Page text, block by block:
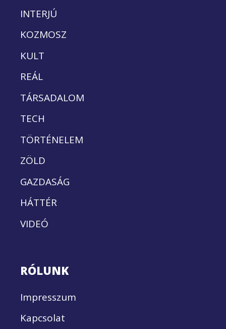
INTERJÚ
KOZMOSZ
KULT
REÁL
TÁRSADALOM
TECH
TÖRTÉNELEM
ZÖLD
GAZDASÁG
HÁTTÉR
VIDEÓ
RÓLUNK
Impresszum
Kapcsolat